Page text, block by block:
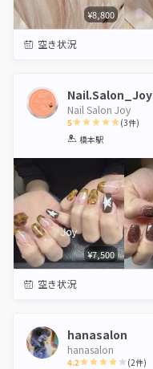
¥8,800
空き状況
Nail.Salon_Joy
Nail Salon Joy
5
1 2 3 4
(3件)
橋本駅
¥7,500
空き状況
hanasalon
hanasalon
4.2 (2件)